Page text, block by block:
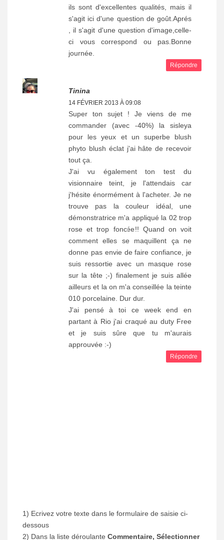
ils sont d'excellentes qualités, mais il
s'agit ici d'une question de goût.Aprés
, il s'agit d'une question d'image,celle-
ci vous correspond ou pas.Bonne
journée.
Répondre
Tinina
14 FÉVRIER 2013 À 09:08
Super ton sujet ! Je viens de me
commander (avec -40%) la sisleya
pour les yeux et un superbe blush
phyto blush éclat j'ai hâte de recevoir
tout ça.
J'ai vu également ton test du
visionnaire teint, je l'attendais car
j'hésite énormément à l'acheter. Je ne
trouve pas la couleur idéal, une
démonstratrice m'a appliqué la 02 trop
rose et trop foncée!! Quand on voit
comment elles se maquillent ça ne
donne pas envie de faire confiance, je
suis ressortie avec un masque rose
sur la tête ;-) finalement je suis allée
ailleurs et la on m'a conseillée la teinte
010 porcelaine. Dur dur.
J'ai pensé à toi ce week end en
partant à Rio j'ai craqué au duty Free
et je suis sûre que tu m'aurais
approuvée :-)
Répondre
1) Ecrivez votre texte dans le formulaire de saisie ci-
dessous
2) Dans la liste déroulante Commentaire, Sélectionner